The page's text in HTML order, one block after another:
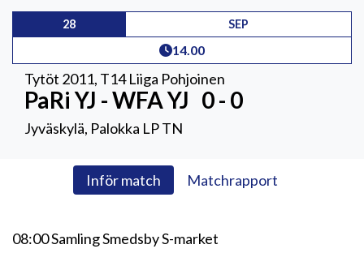
28 SEP
14.00
Tytöt 2011, T14 Liiga Pohjoinen
PaRi YJ - WFA YJ 0 - 0
Jyväskylä, Palokka LP TN
Inför match Matchrapport
08:00 Samling Smedsby S-market